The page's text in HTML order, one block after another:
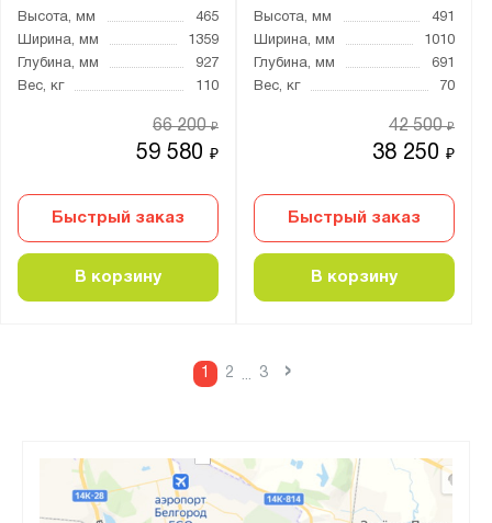
Высота, мм
465
Ширина, мм
1359
Глубина, мм
927
Вес, кг
110
59 580₽
66 200₽
Быстрый заказ
В корзину
Высота, мм
491
Ширина, мм
1010
Глубина, мм
691
Вес, кг
70
38 250₽
42 500₽
Быстрый заказ
В корзину
1 2 ... 3 ›